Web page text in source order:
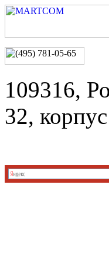
109316,
32,